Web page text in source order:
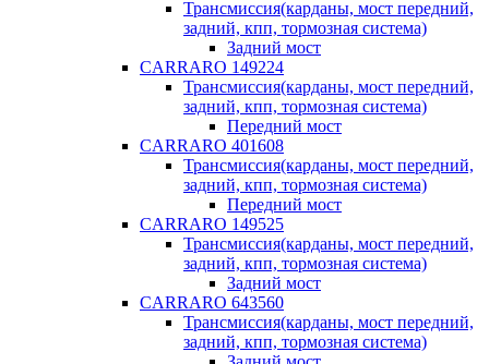
Трансмиссия(карданы, мост передний,
задний, кпп, тормозная система)
Задний мост
CARRARO 149224
Трансмиссия(карданы, мост передний,
задний, кпп, тормозная система)
Передний мост
CARRARO 401608
Трансмиссия(карданы, мост передний,
задний, кпп, тормозная система)
Передний мост
CARRARO 149525
Трансмиссия(карданы, мост передний,
задний, кпп, тормозная система)
Задний мост
CARRARO 643560
Трансмиссия(карданы, мост передний,
задний, кпп, тормозная система)